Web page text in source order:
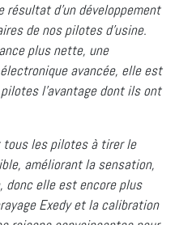
d’un développement
de nos pilotes d’usine.
plus nette, une
avancée, elle est
l’avantage dont ils ont
tous les pilotes à tirer le
améliorant la sensation,
donc elle est encore plus
Exedy et la calibration